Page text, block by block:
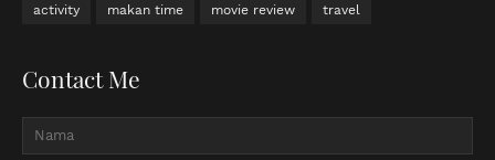
activity makan time movie review travel
Contact Me